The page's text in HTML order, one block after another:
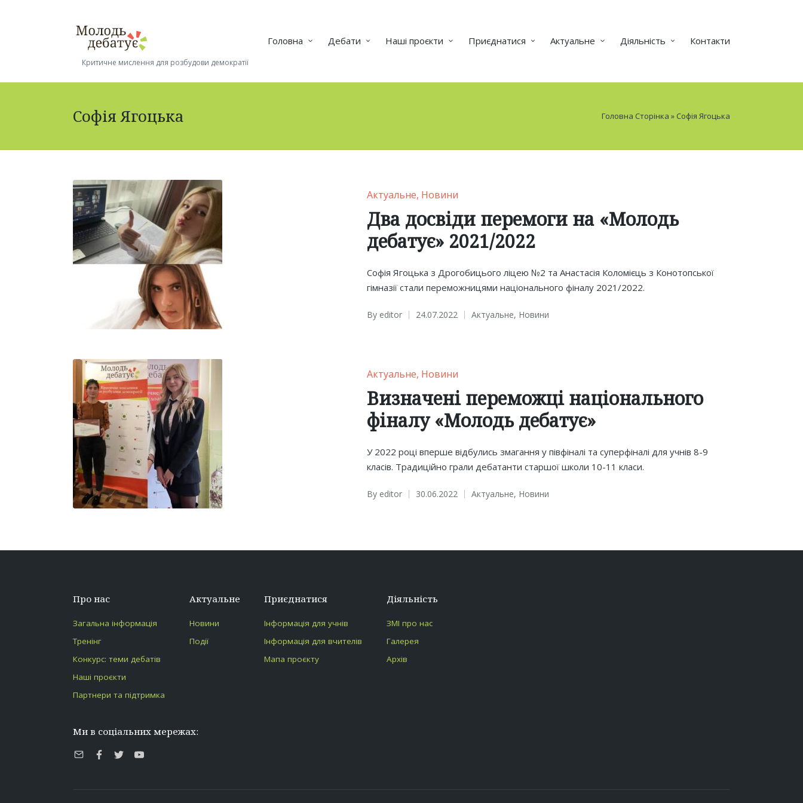
Критичне мислення для розбудови демократії
Головна Дебати Наші проєкти Приєднатися Актуальне Діяльність Контакти
Софія Ягоцька Головна Сторінка » Софія Ягоцька
Posted
in
Актуальне Новини
Два досвіди перемоги на «Молодь
дебатує» 2021/2022
Софія Ягоцька з Дрогобицього ліцею №2 та Анастасія Коломієць з Конотопської
гімназії стали переможницями національного фіналу 2021/2022.
Posted
By editor 24.07.2022
Posted
Актуальне, Новини
Posted
in
Актуальне Новини
Визначені переможці національного
фіналу «Молодь дебатує»
У 2022 році вперше відбулись змагання у півфіналі та суперфіналі для учнів 8-9
класів. Традиційно грали дебатанти старшої школи 10-11 класи.
Posted
By editor 30.06.2022
Posted
Актуальне, Новини
Про нас
Загальна інформація
Тренінг
Конкурс: теми дебатів
Наші проєкти
Партнери та підтримка
Актуальне
Новини
Події
Приєднатися
Інформація для учнів
Інформація для вчителів
Мапа проєкту
Діяльність
ЗМІ про нас
Галерея
Архів
Ми в соціальних мережах:
E-
Facebook
TwitterYoutube